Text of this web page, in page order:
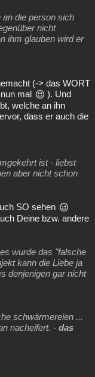
an die person sich
nicht
ihm glauben wird er
(-> das WORT
mal
). Und
welche an ihn
dass er auch die
ist - liebst
aber nicht schon
SO sehen
Deine bzw. andere
wurde das "falsche
kann die Liebe ja
denjenigen gar nicht
schwärmereien ...
nacheifert. - das